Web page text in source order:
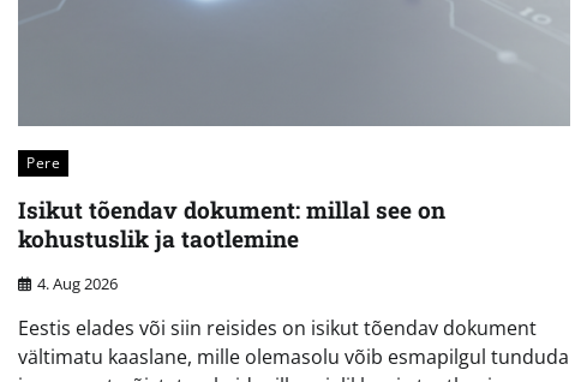
Pere
Isikut tõendav dokument: millal see on
kohustuslik ja taotlemine
4. Aug 2026
Eestis elades või siin reisides on isikut tõendav dokument
vältimatu kaaslane, mille olemasolu võib esmapilgul tunduda